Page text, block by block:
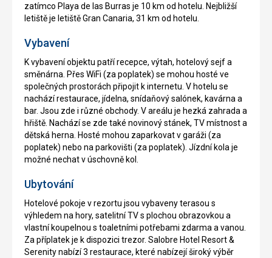
zatímco Playa de las Burras je 10 km od hotelu. Nejbližší
letiště je letiště Gran Canaria, 31 km od hotelu.
Vybavení
K vybavení objektu patří recepce, výtah, hotelový sejf a
směnárna. Přes WiFi (za poplatek) se mohou hosté ve
společných prostorách připojit k internetu. V hotelu se
nachází restaurace, jídelna, snídaňový salónek, kavárna a
bar. Jsou zde i různé obchody. V areálu je hezká zahrada a
hřiště. Nachází se zde také novinový stánek, TV místnost a
dětská herna. Hosté mohou zaparkovat v garáži (za
poplatek) nebo na parkovišti (za poplatek). Jízdní kola je
možné nechat v úschovně kol.
Ubytování
Hotelové pokoje v rezortu jsou vybaveny terasou s
výhledem na hory, satelitní TV s plochou obrazovkou a
vlastní koupelnou s toaletními potřebami zdarma a vanou.
Za příplatek je k dispozici trezor. Salobre Hotel Resort &
Serenity nabízí 3 restaurace, které nabízejí široký výběr